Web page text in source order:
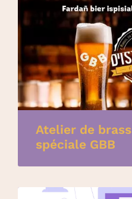
Atelier de
spéciale GBB